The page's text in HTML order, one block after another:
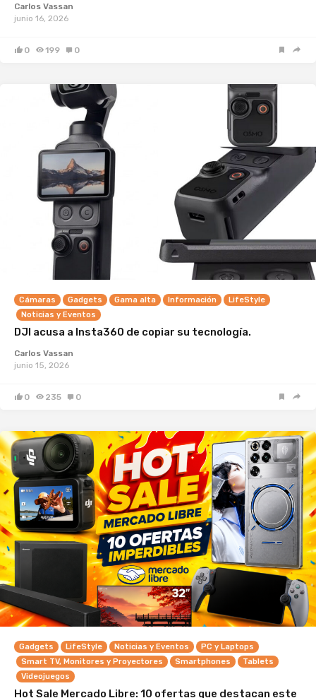
Carlos Vassan
junio 16, 2026
0 199 0
Cámaras Gadgets Gama alta Información
LifeStyle
Noticias y Eventos
DJI acusa a Insta360 de copiar su tecnología.
Carlos Vassan
junio 15, 2026
0 235 0
Gadgets LifeStyle Noticias y Eventos
PC y Laptops
Smart TV, Monitores y Proyectores
Smartphones
Tablets
Videojuegos
Hot Sale Mercado Libre: 10 ofertas que destacan este